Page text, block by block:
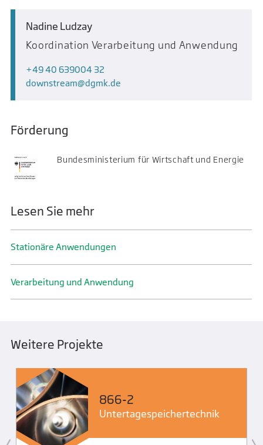
Nadine Ludzay
Koordination Verarbeitung und Anwendung
+49 40 639004 32
downstream
dgmk.de
Förderung
Bundesministerium für Wirtschaft und Energie
Lesen Sie mehr
Stationäre Anwendungen
Verarbeitung und Anwendung
Weitere Projekte
866-2
Untertage­speicher­technik